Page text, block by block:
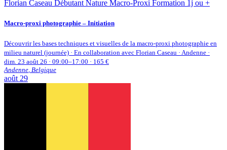
Florian Caseau Débutant Nature Macro-Proxi Formation 1j ou +
​Macro-proxi photographie – Initiation
Découvrir les bases techniques et visuelles de la macro-proxi photographie en
milieu naturel (journée) · En collaboration avec Florian Caseau · Andenne ·
dim. 23 août 26 · 09:00–17:00 · 165 €
Andenne Belgique
août 29